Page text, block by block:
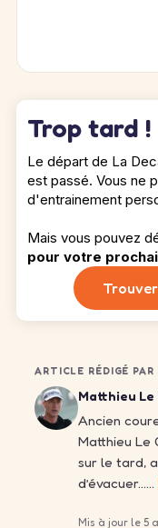
Trop tard !
Le départ de La
est passé. Vous ne
d'entrainement
Mais vous pouvez
pour votre
ARTICLE RÉDIGÉ PAR
Matthieu Le
Ancien
Matthieu Le
sur le tard,
d’évacuer……
Mis à jour le 5